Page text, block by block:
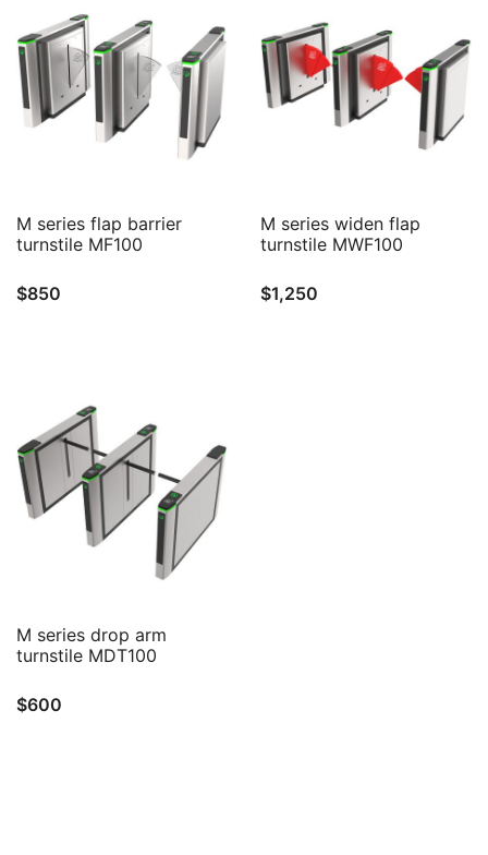
M series flap barrier
turnstile MF100
$850
M series widen flap
turnstile MWF100
$1,250
M series drop arm
turnstile MDT100
$600